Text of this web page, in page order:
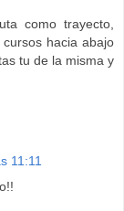
como trayecto,
hacia abajo
tu de la misma y
11:11